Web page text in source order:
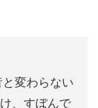
変わらない
、すぼんで